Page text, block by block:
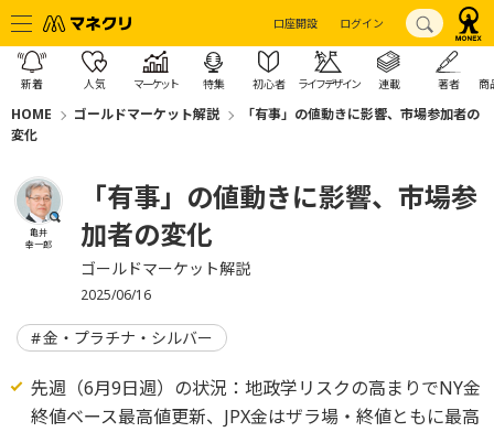
口座開設 ログイン
新着 人気 マーケット 特集 初心者 ライフデザイン 連載 著者 商
HOME ゴールドマーケット解説
「有事」の値動きに影響、市場参加者の
変化
亀井
幸一郎
「有事」の値動きに影響、市場参
加者の変化
ゴールドマーケット解説
2025/06/16
金・プラチナ・シルバー
先週（6月9日週）の状況：地政学リスクの高まりでNY金
終値ベース最高値更新、JPX金はザラ場・終値ともに最高